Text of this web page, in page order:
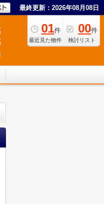
最終更新：2026年08月08日
01件
最近見た物件
00件
検討リスト